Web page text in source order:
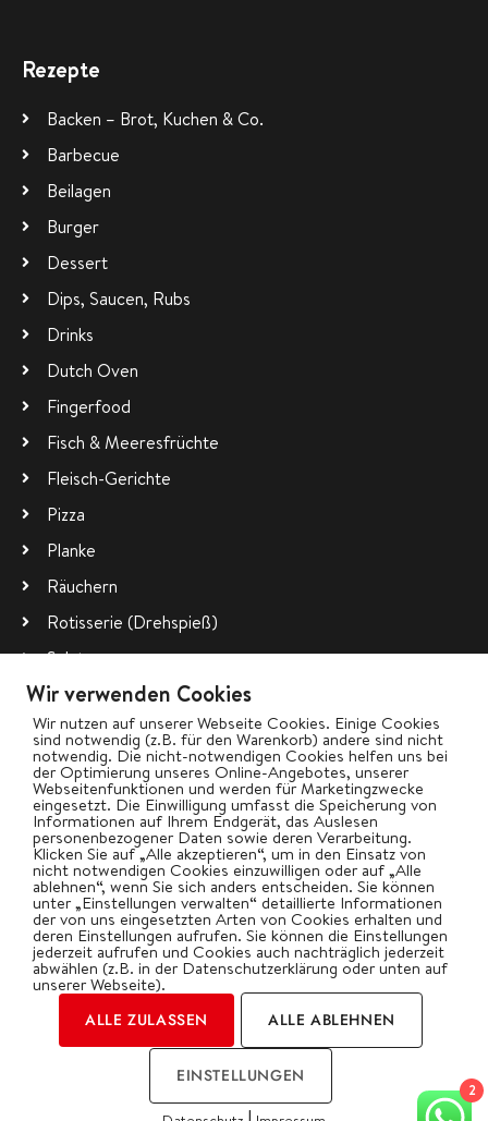
Rezepte
Backen – Brot, Kuchen & Co.
Barbecue
Beilagen
Burger
Dessert
Dips, Saucen, Rubs
Drinks
Dutch Oven
Fingerfood
Fisch & Meeresfrüchte
Fleisch-Gerichte
Pizza
Planke
Räuchern
Rotisserie (Drehspieß)
Salate
Vegetarisch
Wok
bigBBQ goes Social
Kategorien
2026 | by Oliver Gawryluk
Datenschutz 2
Wir verwenden Cookies
Wir nutzen auf unserer Webseite Cookies. Einige Cookies
sind notwendig (z.B. für den Warenkorb) andere sind nicht
notwendig. Die nicht-notwendigen Cookies helfen uns bei
der Optimierung unseres Online-Angebotes, unserer
Webseitenfunktionen und werden für Marketingzwecke
eingesetzt. Die Einwilligung umfasst die Speicherung von
Informationen auf Ihrem Endgerät, das Auslesen
personenbezogener Daten sowie deren Verarbeitung.
Klicken Sie auf „Alle akzeptieren“, um in den Einsatz von
nicht notwendigen Cookies einzuwilligen oder auf „Alle
ablehnen“, wenn Sie sich anders entscheiden. Sie können
unter „Einstellungen verwalten“ detaillierte Informationen
der von uns eingesetzten Arten von Cookies erhalten und
deren Einstellungen aufrufen. Sie können die Einstellungen
jederzeit aufrufen und Cookies auch nachträglich jederzeit
abwählen (z.B. in der Datenschutzerklärung oder unten auf
unserer Webseite).
ALLE ZULASSEN ALLE ABLEHNEN
EINSTELLUNGEN